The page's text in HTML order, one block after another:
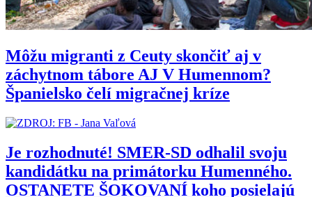
Môžu migranti z Ceuty skončiť aj v
záchytnom tábore AJ V Humennom?
Španielsko čelí migračnej kríze
Je rozhodnuté! SMER-SD odhalil svoju
kandidátku na primátorku Humenného.
OSTANETE ŠOKOVANÍ koho posielajú